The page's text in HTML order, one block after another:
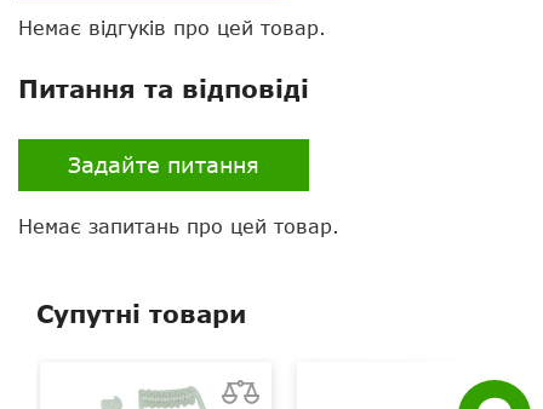
Немає відгуків про цей товар.
Питання та відповіді
Задайте питання
Немає запитань про цей товар.
Супутні товари